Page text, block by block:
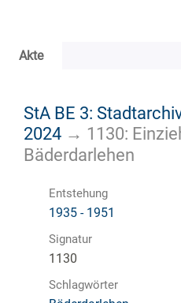
Akte
StA BE 3:
2024 → 1130:
Bäderdarlehen
Entstehung
1935 - 1951
Signatur
1130
Schlagwörter